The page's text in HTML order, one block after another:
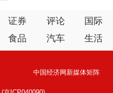
证券 评论
国际
食品 汽车 生活
中国经济网新媒体矩阵